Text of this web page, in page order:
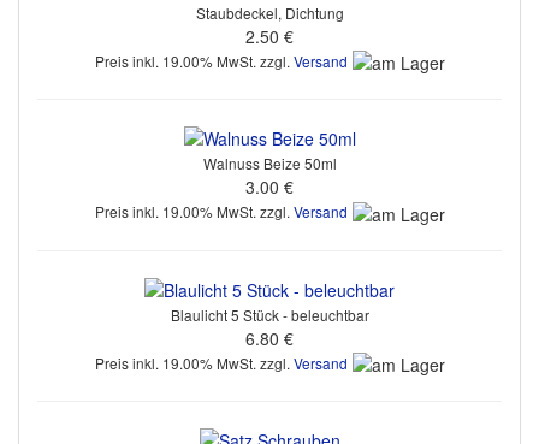
Staubdeckel, Dichtung
2.50 €
Preis inkl. 19.00% MwSt. zzgl. Versand
Walnuss Beize 50ml
3.00 €
Preis inkl. 19.00% MwSt. zzgl. Versand
Blaulicht 5 Stück - beleuchtbar
6.80 €
Preis inkl. 19.00% MwSt. zzgl. Versand